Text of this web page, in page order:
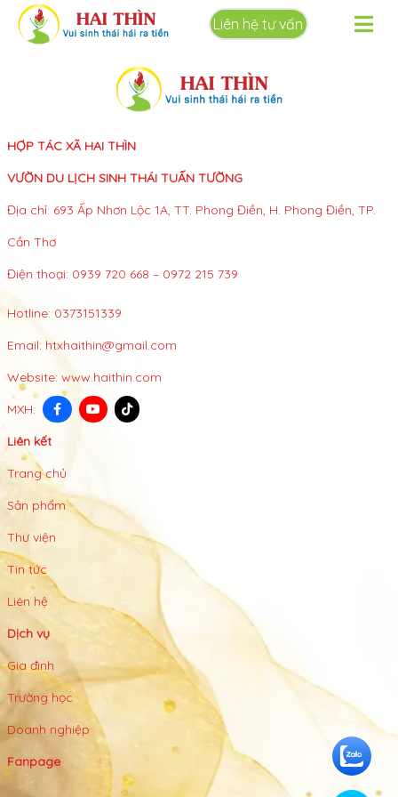
Liên hệ tư vấn
HỢP TÁC XÃ HAI THÌN
VƯỜN DU LỊCH SINH THÁI TUẤN TƯỜNG
Địa chỉ: 693 Ấp Nhơn Lộc 1A, TT. Phong Điền, H. Phong Điền, TP.
Cần Thơ
Điện thoại: 0939 720 668 – 0972 215 739
Hotline: 0373151339
Email: htxhaithin@gmail.com
Website: www.haithin.com
MXH:
Liên kết
Trang chủ
Sản phẩm
Thư viện
Tin tức
Liên hệ
Dịch vụ
Gia đình
Trường học
Doanh nghiệp
Fanpage